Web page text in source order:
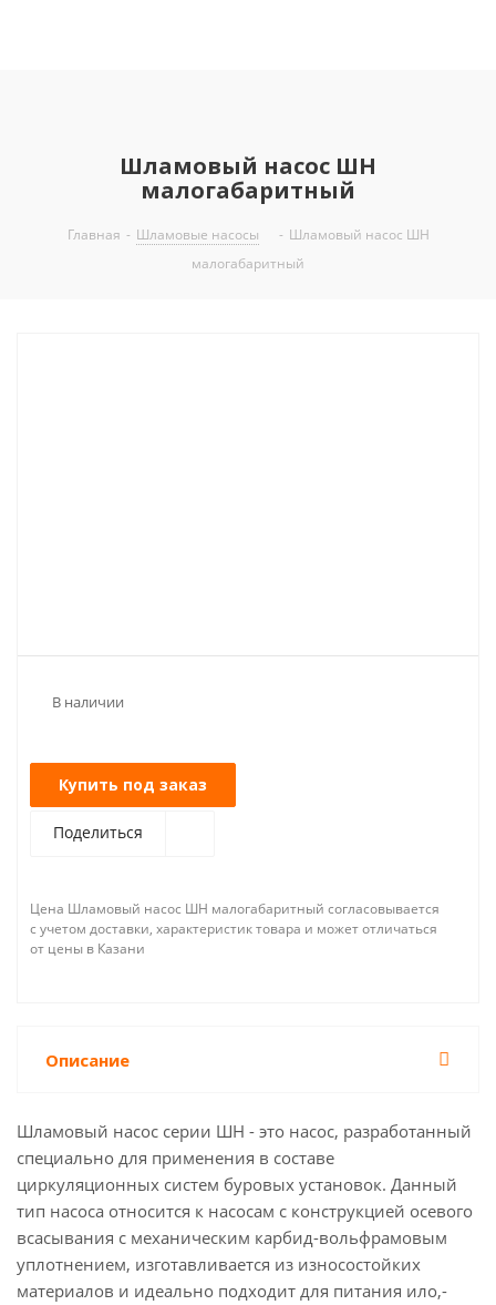
Шламовый насос ШН
малогабаритный
Главная - Шламовые насосы - Шламовый насос ШН
малогабаритный
В наличии
Купить под заказ
Поделиться
Цена Шламовый насос ШН малогабаритный согласовывается
с учетом доставки, характеристик товара и может отличаться
от цены в Казани
Описание
Шламовый насос серии ШН - это насос, разработанный
специально для применения в составе
циркуляционных систем буровых установок. Данный
тип насоса относится к насосам с конструкцией осевого
всасывания с механическим карбид-вольфрамовым
уплотнением, изготавливается из износостойких
материалов и идеально подходит для питания ило,-